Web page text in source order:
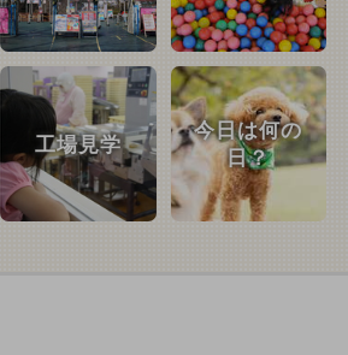
工場見学
今日は何の
日？